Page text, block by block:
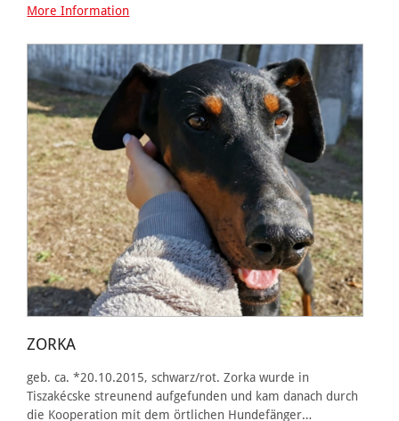
More Information
ZORKA
geb. ca. *20.10.2015, schwarz/rot. Zorka wurde in
Tiszakécske streunend aufgefunden und kam danach durch
die Kooperation mit dem örtlichen Hundefänger…